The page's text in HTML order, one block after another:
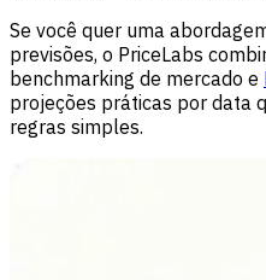
Se você quer uma
previsões, o PriceLabs
benchmarking de mercado e
projeções práticas por data
regras simples.